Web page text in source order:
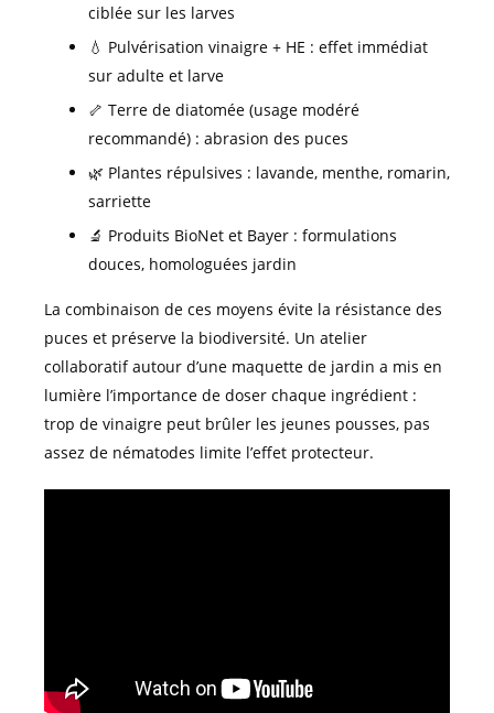
ciblée sur les larves
💧 Pulvérisation vinaigre + HE : effet immédiat
sur adulte et larve
🦴 Terre de diatomée (usage modéré
recommandé) : abrasion des puces
🌿 Plantes répulsives : lavande, menthe, romarin,
sarriette
🔬 Produits BioNet et Bayer : formulations
douces, homologuées jardin
La combinaison de ces moyens évite la résistance des
puces et préserve la biodiversité. Un atelier
collaboratif autour d’une maquette de jardin a mis en
lumière l’importance de doser chaque ingrédient :
trop de vinaigre peut brûler les jeunes pousses, pas
assez de nématodes limite l’effet protecteur.